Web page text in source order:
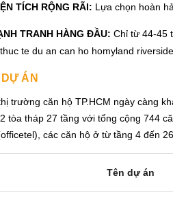
TÍCH RỘNG RÃI: Lựa chọn hoàn
TRANH HÀNG ĐẦU: Chỉ từ 44-45
ÁN
trường căn hộ TP.HCM ngày càng
tòa tháp 27 tầng với tổng cộng 744
các căn hộ ở từ tầng 4 đến
Tên dự án